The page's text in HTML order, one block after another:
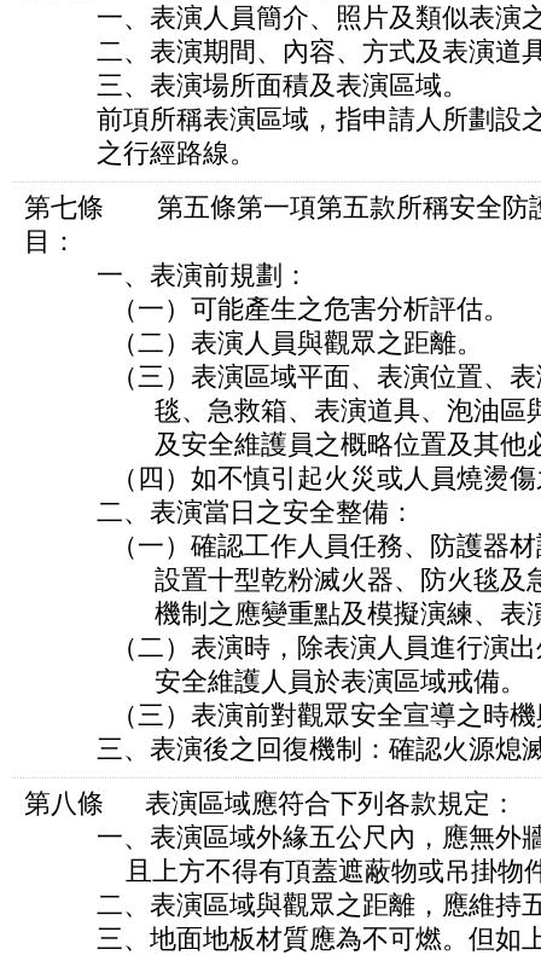
一、表演人員簡介、照片及類似表演
二、表演期間、內容、方式及表演道
三、表演場所面積及表演區域。
前項所稱表演區域，指申請人所劃設之
之行經路線。
第七條 第五條第一項第五款所稱安全防
目：
一、表演前規劃：
（一）可能產生之危害分析評估。
（二）表演人員與觀眾之距離。
（三）表演區域平面、表演位置、表
毯、急救箱、表演道具、泡油區與
及安全維護員之概略位置及其他必
（四）如不慎引起火災或人員燒燙傷
二、表演當日之安全整備：
（一）確認工作人員任務、防護器材
設置十型乾粉滅火器、防火毯及急
機制之應變重點及模擬演練、表演
（二）表演時，除表演人員進行演出
安全維護人員於表演區域戒備。
（三）表演前對觀眾安全宣導之時機
三、表演後之回復機制：確認火源熄滅
第八條 表演區域應符合下列各款規定：
一、表演區域外緣五公尺內，應無外牆
且上方不得有頂蓋遮蔽物或吊掛物
二、表演區域與觀眾之距離，應維持
三、地面地板材質應為不可燃。但如上